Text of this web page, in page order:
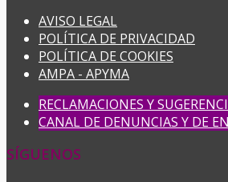
AVISO LEGAL
POLÍTICA DE PRIVACIDAD
POLÍTICA DE COOKIES
AMPA - APYMA
RECLAMACIONES Y
CANAL DE DENUNCIAS Y DE
SÍGUENOS